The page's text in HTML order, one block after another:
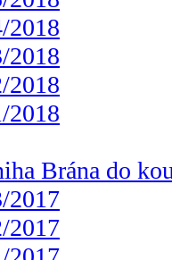
2018
2018
2018
2018
Brána do
2017
2017